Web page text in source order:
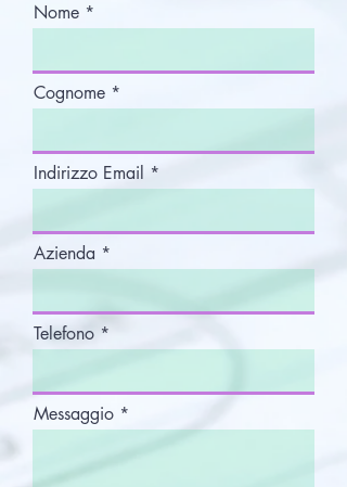
Nome
Cognome
Indirizzo Email
Azienda
Telefono
Messaggio